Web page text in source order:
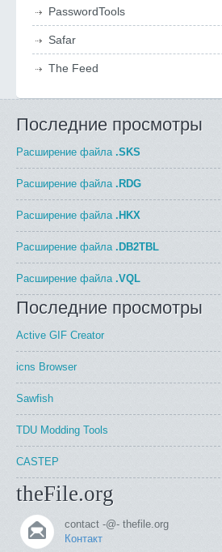
PasswordTools
Safar
The Feed
Последние просмотры
Расширение файла .SKS
Расширение файла .RDG
Расширение файла .HKX
Расширение файла .DB2TBL
Расширение файла .VQL
Последние просмотры
Active GIF Creator
icns Browser
Sawfish
TDU Modding Tools
CASTEP
theFile.org
contact -@- thefile.org
Контакт